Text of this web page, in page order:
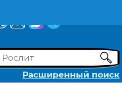
Расширенный поиск